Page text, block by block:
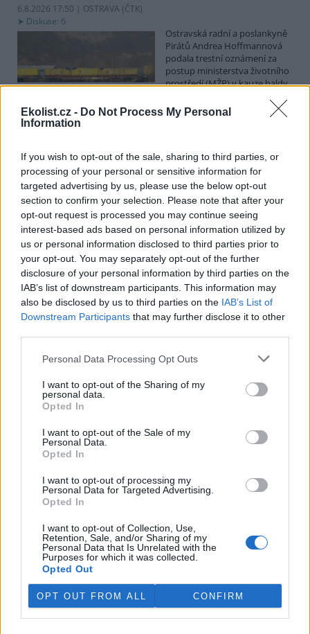
Ekolist.cz - Do Not Process My Personal
Information
If you wish to opt-out of the sale, sharing to third parties, or
processing of your personal or sensitive information for
targeted advertising by us, please use the below opt-out
section to confirm your selection. Please note that after your
opt-out request is processed you may continue seeing
interest-based ads based on personal information utilized by
us or personal information disclosed to third parties prior to
your opt-out. You may separately opt-out of the further
disclosure of your personal information by third parties on the
IAB’s list of downstream participants. This information may
also be disclosed by us to third parties on the IAB’s List of
Downstream Participants that may further disclose it to other
Personal Data Processing Opt Outs
I want to opt-out of the Sharing of my
personal data.
Opted In
I want to opt-out of the Sale of my
Personal Data.
Opted In
I want to opt-out of processing my
Personal Data for Targeted Advertising.
Opted In
I want to opt-out of Collection, Use,
Retention, Sale, and/or Sharing of my
Personal Data that Is Unrelated with the
Purposes for which it was collected.
Opted Out
OPT OUT FROM ALL CONFIRM
6.8.2026 17:50 | OSTRAVA (ČTK)
Diskuse: 6
Ostravská radní a poslankyně
Pirátů Andrea Hoffmannová
podala trestní oznámení za
postup ministerstva životního
prostředí (MŽP) v kauze haldy
pirátská strana. Požaduje, aby policie prověřila okolnosti odebrání
případu České inspekci životního prostředí (ČIŽP) a zastavení řízení.
dalším osobám, jejichž účast na popsaném postupu může být
zjištěna prověřováním. Stanovisko MŽP a ČIŽP ČTK shání.
Ředitelé odborů i mluvčí se z ČIŽP rozhodli odejít z
vlastní vůle, řekl Straka
ČTK )
Diskuse: 1
Ředitel odboru vnitřních
služeb Matěj Mrlina, vedoucí
služebního úřadu Oldřich
Jarolím a tisková mluvčí Miriam
Loužecká končí na České
inspekci životního prostředí (ČIŽP) z vlastní iniciativy. Na dotaz ČTK
to napsal nový ředitel inspekce Pavel Straka (za Motoristy). O jejich
Podle něj tak končí dva z pěti ředitelů odborů na ČIŽP.
Veterináři v horku ošetřují více zvířat, ohrožení jsou psi
se zploštělým čumákem
6.8.2026 15:15 (ČTK)
Veterináři v současných
podle nich patří plemena psů s
krátkou lebkou a zploštělým
čumákem, jako jsou například mopsi nebo buldočci, starší jedinci a
vyhledávají veterinární ošetření nejčastěji kvůli přehřátí organismu,
dehydrataci nebo kolapsu. ČTK to sdělila viceprezidentka Komory
veterinárních lékařů ČR Kateřina Valdhans.
Do Prahy dorazili jezdci cyklistické štafety, míří na
konferenci o klimatu